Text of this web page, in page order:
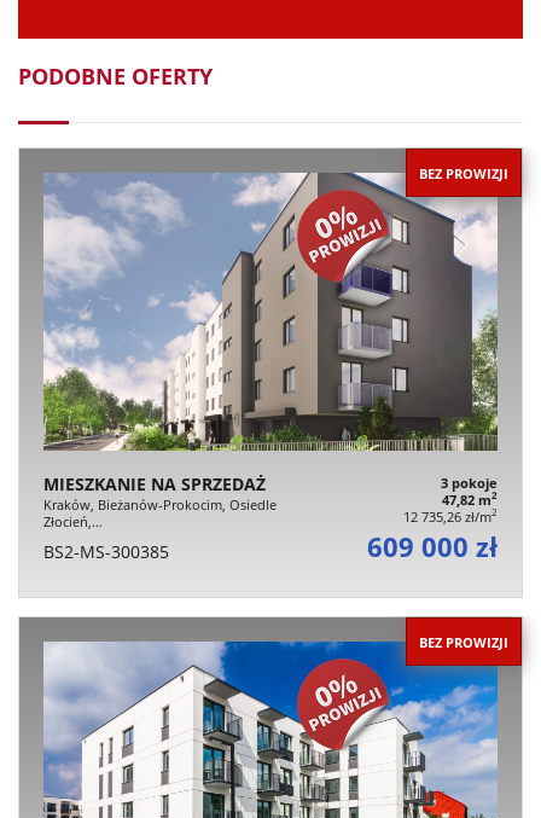
PODOBNE OFERTY
BEZ PROWIZJI
MIESZKANIE NA SPRZEDAŻ
Kraków, Bieżanów-Prokocim, Osiedle
Złocień,…
3 pokoje
47,82 m2
12 735,26 zł/m2
BS2-MS-300385 609 000 zł
BEZ PROWIZJI